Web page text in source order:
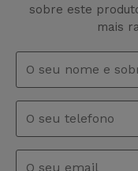
sobre este
mais
sobrenome *